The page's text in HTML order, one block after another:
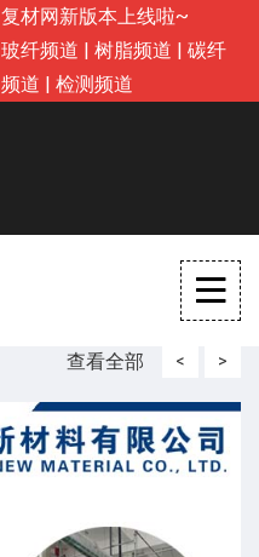
复材网新版本上线啦~
玻纤频道 | 树脂频道 | 碳纤
频道 | 检测频道
查看全部 < >